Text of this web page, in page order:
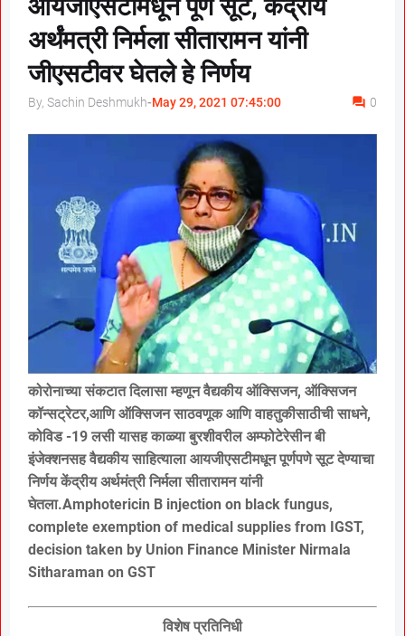
आयजीएसटीमधून पूर्ण सूट, केंद्रीय
अर्थंमत्री निर्मला सीतारामन यांनी
जीएसटीवर घेतले हे निर्णय
By, Sachin Deshmukh-May 29, 2021 07:45:00 0
कोरोनाच्या संकटात दिलासा म्हणून वैद्यकीय ऑक्सिजन, ऑक्सिजन
कॉन्सट्रेटर,आणि ऑक्सिजन साठवणूक आणि वाहतुकीसाठीची साधने,
कोविड -19 लसी यासह काळ्या बुरशीवरील अम्फोटेरेसीन बी
इंजेक्शनसह वैद्यकीय साहित्याला आयजीएसटीमधून पूर्णपणे सूट देण्याचा
निर्णय केंद्रीय अर्थमंत्री निर्मला सीतारामन यांनी
घेतला.Amphotericin B injection on black fungus,
complete exemption of medical supplies from IGST,
decision taken by Union Finance Minister Nirmala
Sitharaman on GST
विशेष प्रतिनिधी